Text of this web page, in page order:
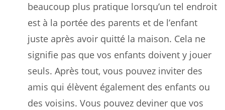
beaucoup plus pratique lorsqu’un tel endroit
est à la portée des parents et de l’enfant
juste après avoir quitté la maison. Cela ne
signifie pas que vos enfants doivent y jouer
seuls. Après tout, vous pouvez inviter des
amis qui élèvent également des enfants ou
des voisins. Vous pouvez deviner que vos